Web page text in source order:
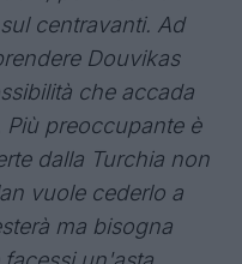
in avanti, sono ore
deve ancora
mi aspetto un
ancora una
Como vuole fare sul
volontà di
la Fiorentina